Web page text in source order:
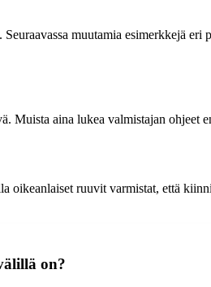
muutamia esimerkkejä eri
Muista aina lukea valmistajan ohjeet
oikeanlaiset ruuvit varmistat, että
on?